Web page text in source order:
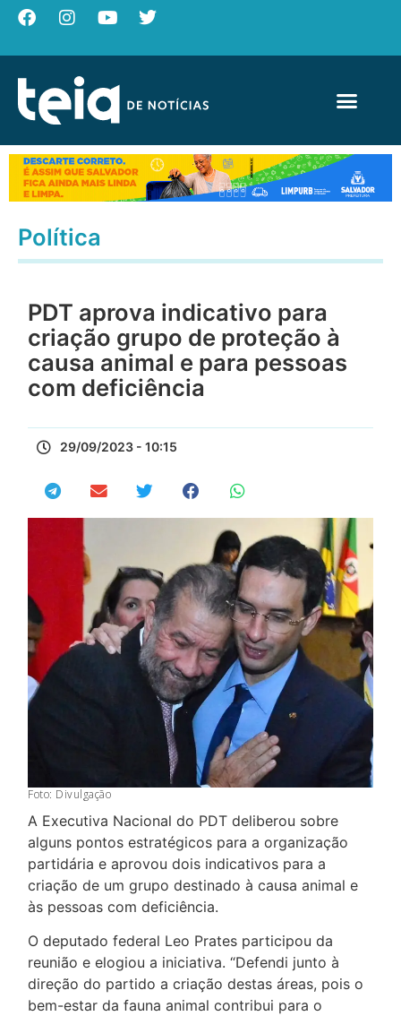
Política
PDT aprova indicativo para
criação grupo de proteção à
causa animal e para pessoas
com deficiência
29/09/2023 - 10:15
Foto: Divulgação
A Executiva Nacional do PDT deliberou sobre
alguns pontos estratégicos para a organização
partidária e aprovou dois indicativos para a
criação de um grupo destinado à causa animal e
às pessoas com deficiência.
O deputado federal Leo Prates participou da
reunião e elogiou a iniciativa. “Defendi junto à
direção do partido a criação destas áreas, pois o
bem-estar da fauna animal contribui para o